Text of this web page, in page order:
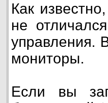
Как
не
управления.
мониторы.
Если вы